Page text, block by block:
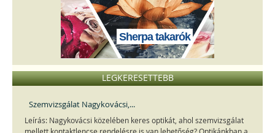
Sherpa takarók
LEGKERESETTEBB
Szemvizsgálat Nagykovácsi,...
Leírás: Nagykovácsi közelében keres optikát, ahol szemvizsgálat